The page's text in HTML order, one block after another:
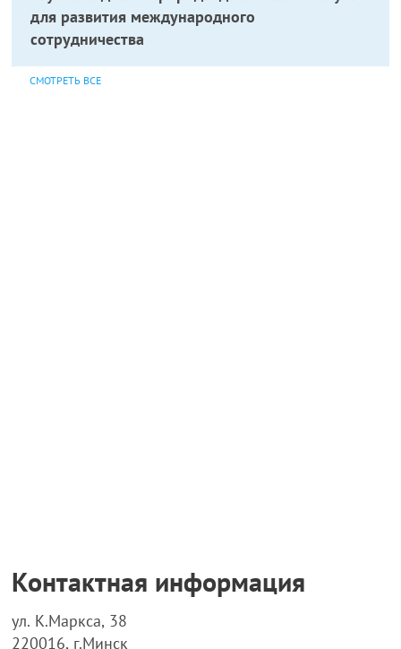
для развития международного
сотрудничества
СМОТРЕТЬ ВСЕ
Контактная информация
ул. К.Маркса, 38
220016, г.Минск